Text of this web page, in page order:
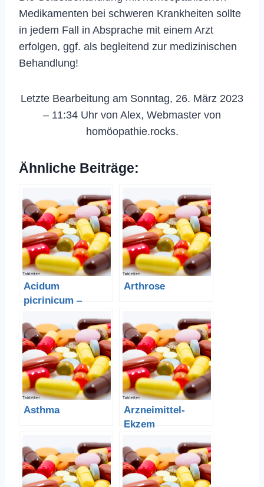
Medikamenten bei schweren Krankheiten sollte
in jedem Fall in Absprache mit einem Arzt
erfolgen, ggf. als begleitend zur medizinischen
Behandlung!
Letzte Bearbeitung am Sonntag, 26. März 2023
– 11:34 Uhr von Alex, Webmaster von
homöopathie.rocks.
Ähnliche Beiträge:
Acidum
picrinicum –
Arthrose
Asthma
Arzneimittel-
Ekzem